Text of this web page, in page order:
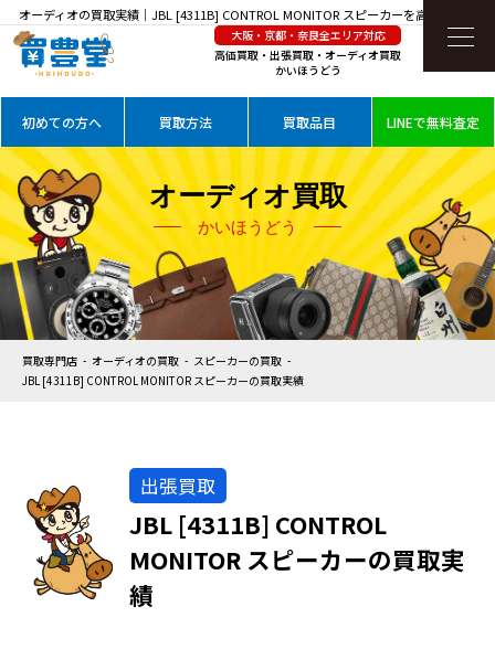
オーディオの買取実績｜JBL [4311B] CONTROL MONITOR スピーカーを高価買取
大阪・京都・奈良全エリア対応
高価買取・出張買取・オーディオ買取
かいほうどう
初めての方へ 買取方法 買取品目 LINEで無料査定
オーディオ買取
かいほうどう
買取専門店 オーディオの買取
スピーカーの買取
JBL [4311B] CONTROL MONITOR スピーカーの買取実績
出張買取
JBL [4311B] CONTROL
MONITOR スピーカーの買取実
績